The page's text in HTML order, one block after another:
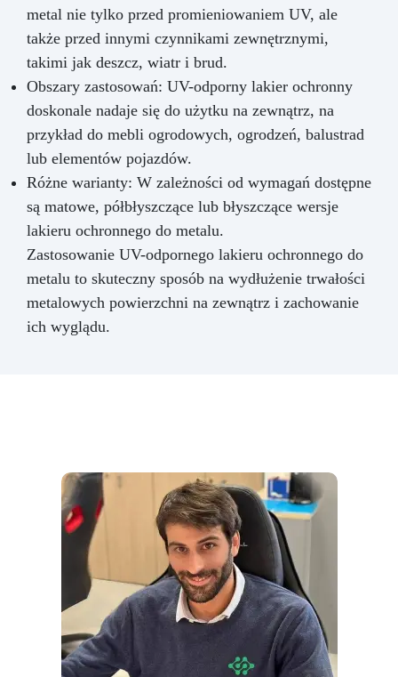
metal nie tylko przed promieniowaniem UV, ale
także przed innymi czynnikami zewnętrznymi,
takimi jak deszcz, wiatr i brud.
Obszary zastosowań: UV-odporny lakier ochronny
doskonale nadaje się do użytku na zewnątrz, na
przykład do mebli ogrodowych, ogrodzeń, balustrad
lub elementów pojazdów.
Różne warianty: W zależności od wymagań dostępne
są matowe, półbłyszczące lub błyszczące wersje
lakieru ochronnego do metalu.
Zastosowanie UV-odpornego lakieru ochronnego do
metalu to skuteczny sposób na wydłużenie trwałości
metalowych powierzchni na zewnątrz i zachowanie
ich wyglądu.